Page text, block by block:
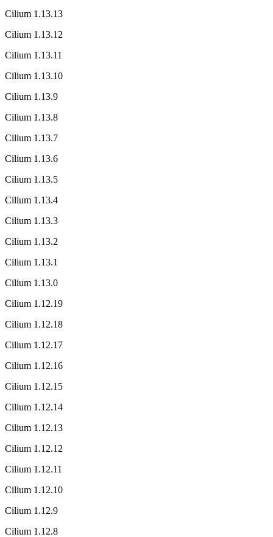
Cilium 1.13.13
Cilium 1.13.12
Cilium 1.13.11
Cilium 1.13.10
Cilium 1.13.9
Cilium 1.13.8
Cilium 1.13.7
Cilium 1.13.6
Cilium 1.13.5
Cilium 1.13.4
Cilium 1.13.3
Cilium 1.13.2
Cilium 1.13.1
Cilium 1.13.0
Cilium 1.12.19
Cilium 1.12.18
Cilium 1.12.17
Cilium 1.12.16
Cilium 1.12.15
Cilium 1.12.14
Cilium 1.12.13
Cilium 1.12.12
Cilium 1.12.11
Cilium 1.12.10
Cilium 1.12.9
Cilium 1.12.8